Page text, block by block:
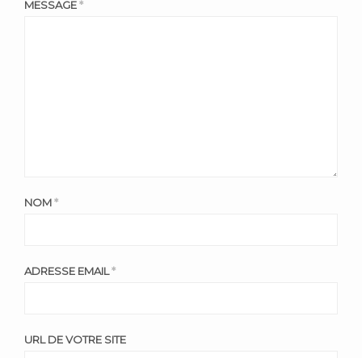
MESSAGE*
NOM*
ADRESSE EMAIL*
URL DE VOTRE SITE